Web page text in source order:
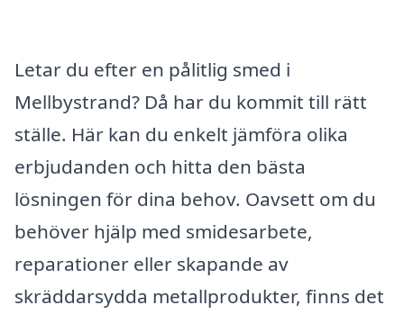
Letar du efter en pålitlig smed i
Mellbystrand? Då har du kommit till rätt
ställe. Här kan du enkelt jämföra olika
erbjudanden och hitta den bästa
lösningen för dina behov. Oavsett om du
behöver hjälp med smidesarbete,
reparationer eller skapande av
skräddarsydda metallprodukter, finns det